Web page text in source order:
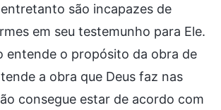
são incapazes de
em seu testemunho para Ele.
entende o propósito da obra de
a obra que Deus faz nas
consegue estar de acordo com